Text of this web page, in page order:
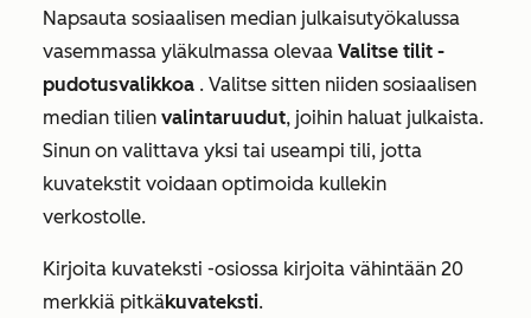
Napsauta sosiaalisen median julkaisutyökalussa
vasemmassa yläkulmassa olevaa Valitse tilit -
pudotusvalikkoa . Valitse sitten niiden sosiaalisen
median tilien valintaruudut, joihin haluat julkaista.
Sinun on valittava yksi tai useampi tili, jotta
kuvatekstit voidaan optimoida kullekin
verkostolle.
Kirjoita kuvateksti -osiossa kirjoita vähintään 20
merkkiä pitkäkuvateksti.